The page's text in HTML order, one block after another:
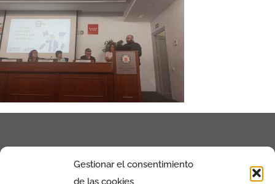
Gestionar el consentimiento
de las cookies